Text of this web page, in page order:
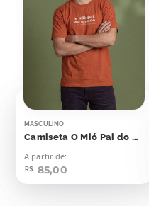
MASCULINO
Camiseta O Mió Pai do Mundo
A partir de:
R$ 85,00